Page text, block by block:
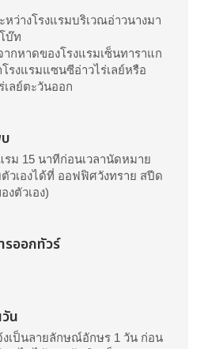
หว่างโรงแรมบริเวณอ่าวนางมา
บ๊ท
ากหาดของโรงแรมเซ็นทาราแก
รงแรมแซนซีอ่าวไร่เลย์หรือ
เลย์ตะวันออก
ม 15 นาทีก่อนเวลานัดหมาย
วเองได้ที่ ออฟฟิศวังทราย สปีด
งตัวเอง)
รออกทัวร์
น
งเป็นลายลักษณ์อักษร 1 วัน ก่อน